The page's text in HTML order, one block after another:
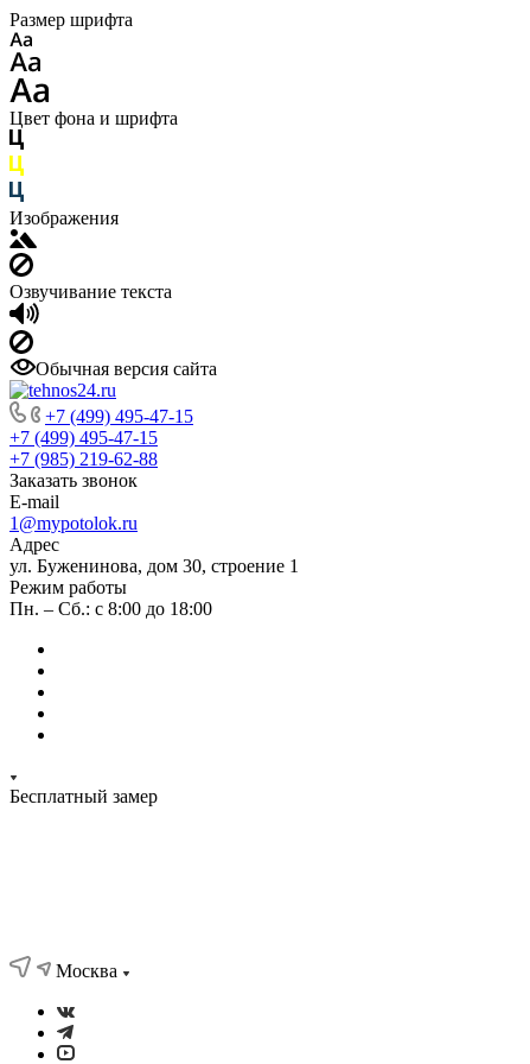
Размер шрифта
Цвет фона и шрифта
Изображения
Озвучивание текста
Обычная версия сайта
+7 (499) 495-47-15
+7 (499) 495-47-15
+7 (985) 219-62-88
Заказать звонок
E-mail
1@mypotolok.ru
Адрес
ул. Буженинова, дом 30, строение 1
Режим работы
Пн. – Сб.: с 8:00 до 18:00
Бесплатный замер
Москва